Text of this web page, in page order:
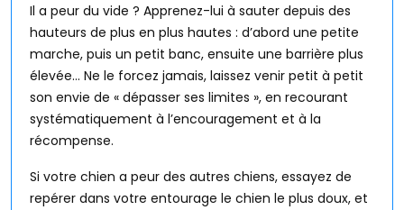
Il a peur du vide ? Apprenez-lui à sauter depuis des
hauteurs de plus en plus hautes : d’abord une petite
marche, puis un petit banc, ensuite une barrière plus
élevée… Ne le forcez jamais, laissez venir petit à petit
son envie de « dépasser ses limites », en recourant
systématiquement à l’encouragement et à la
récompense.
Si votre chien a peur des autres chiens, essayez de
repérer dans votre entourage le chien le plus doux, et